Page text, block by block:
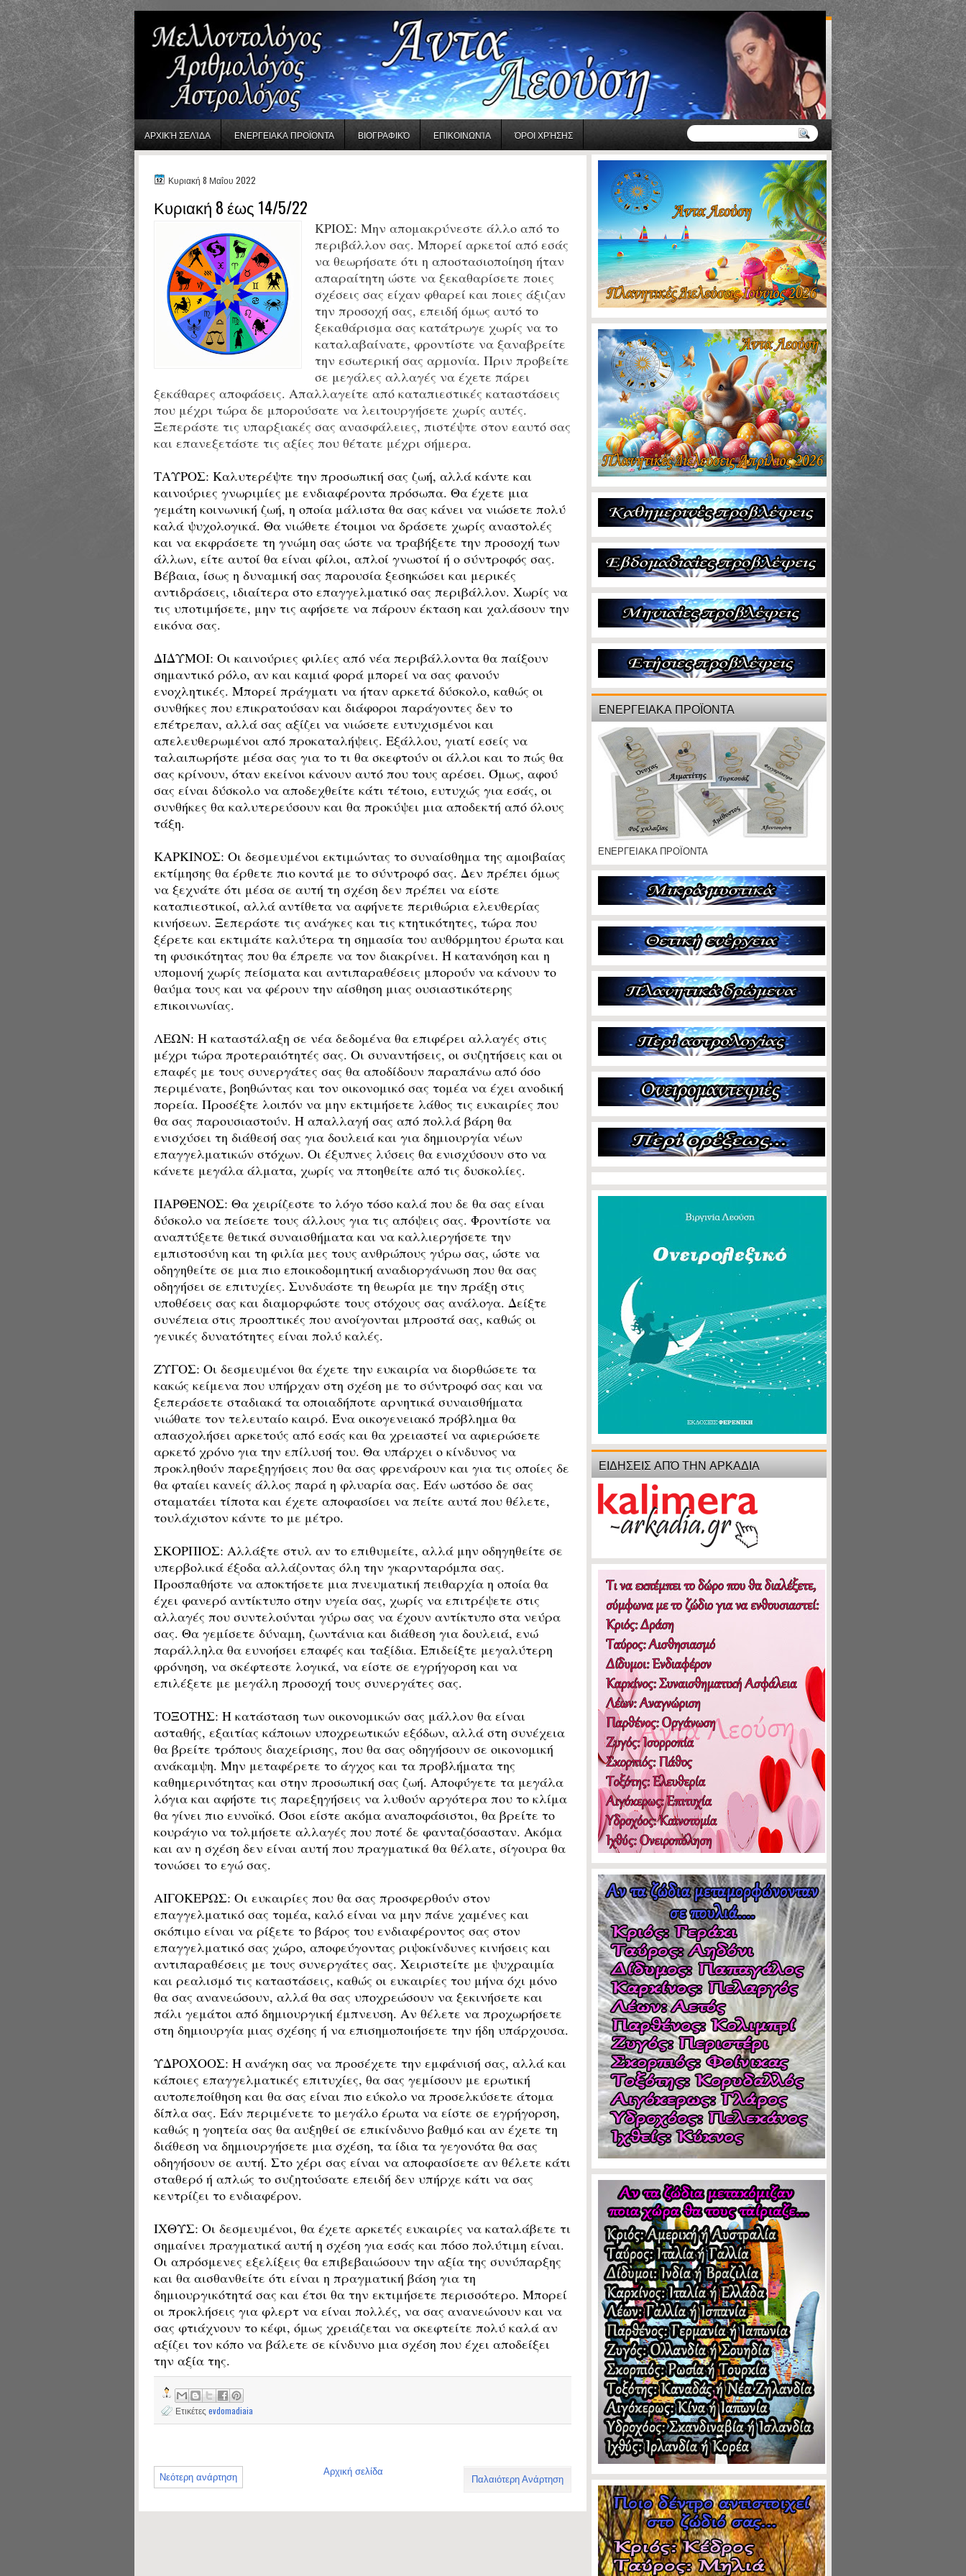
ΑΡΧΙΚΉ ΣΕΛΊΔΑ ΕΝΕΡΓΕΙΑΚΑ ΠΡΟΪΟΝΤΑ ΒΙΟΓΡΑΦΙΚΌ ΕΠΙΚΟΙΝΩΝΊΑ ΌΡΟΙ ΧΡΉΣΗΣ
Κυριακή 8 Μαΐου 2022
Κυριακή 8 έως 14/5/22
ΚΡΙΟΣ: Μην απομακρύνεστε άλλο από το
περιβάλλον σας. Μπορεί αρκετοί από εσάς
να θεωρήσατε ότι η αποστασιοποίηση ήταν
απαραίτητη ώστε να ξεκαθαρίσετε ποιες
σχέσεις σας είχαν φθαρεί και ποιες άξιζαν
την προσοχή σας, επειδή όμως αυτό το
ξεκαθάρισμα σας κατάτρωγε χωρίς να το
καταλαβαίνατε, φροντίστε να ξαναβρείτε
την εσωτερική σας αρμονία. Πριν προβείτε
σε μεγάλες αλλαγές να έχετε πάρει
ξεκάθαρες αποφάσεις. Απαλλαγείτε από καταπιεστικές καταστάσεις
που μέχρι τώρα δε μπορούσατε να λειτουργήσετε χωρίς αυτές.
Ξεπεράστε τις υπαρξιακές σας ανασφάλειες, πιστέψτε στον εαυτό σας
και επανεξετάστε τις αξίες που θέτατε μέχρι σήμερα.
ΤΑΥΡΟΣ: Καλυτερέψτε την προσωπική σας ζωή, αλλά κάντε και
καινούριες γνωριμίες με ενδιαφέροντα πρόσωπα. Θα έχετε μια
γεμάτη κοινωνική ζωή, η οποία μάλιστα θα σας κάνει να νιώσετε πολύ
καλά ψυχολογικά. Θα νιώθετε έτοιμοι να δράσετε χωρίς αναστολές
και να εκφράσετε τη γνώμη σας ώστε να τραβήξετε την προσοχή των
άλλων, είτε αυτοί θα είναι φίλοι, απλοί γνωστοί ή ο σύντροφός σας.
Βέβαια, ίσως η δυναμική σας παρουσία ξεσηκώσει και μερικές
αντιδράσεις, ιδιαίτερα στο επαγγελματικό σας περιβάλλον. Χωρίς να
τις υποτιμήσετε, μην τις αφήσετε να πάρουν έκταση και χαλάσουν την
εικόνα σας.
ΔΙΔΥΜΟΙ: Οι καινούριες φιλίες από νέα περιβάλλοντα θα παίξουν
σημαντικό ρόλο, αν και καμιά φορά μπορεί να σας φανούν
ενοχλητικές. Μπορεί πράγματι να ήταν αρκετά δύσκολο, καθώς οι
συνθήκες που επικρατούσαν και διάφοροι παράγοντες δεν το
επέτρεπαν, αλλά σας αξίζει να νιώσετε ευτυχισμένοι και
απελευθερωμένοι από προκαταλήψεις. Εξάλλου, γιατί εσείς να
ταλαιπωρήστε μέσα σας για το τι θα σκεφτούν οι άλλοι και το πώς θα
σας κρίνουν, όταν εκείνοι κάνουν αυτό που τους αρέσει. Όμως, αφού
σας είναι δύσκολο να αποδεχθείτε κάτι τέτοιο, ευτυχώς για εσάς, οι
συνθήκες θα καλυτερεύσουν και θα προκύψει μια αποδεκτή από όλους
τάξη.
ΚΑΡΚΙΝΟΣ: Οι δεσμευμένοι εκτιμώντας το συναίσθημα της αμοιβαίας
εκτίμησης θα έρθετε πιο κοντά με το σύντροφό σας. Δεν πρέπει όμως
να ξεχνάτε ότι μέσα σε αυτή τη σχέση δεν πρέπει να είστε
καταπιεστικοί, αλλά αντίθετα να αφήνετε περιθώρια ελευθερίας
κινήσεων. Ξεπεράστε τις ανάγκες και τις κτητικότητες, τώρα που
ξέρετε και εκτιμάτε καλύτερα τη σημασία του αυθόρμητου έρωτα και
τη φυσικότητας που θα έπρεπε να τον διακρίνει. Η κατανόηση και η
υπομονή χωρίς πείσματα και αντιπαραθέσεις μπορούν να κάνουν το
θαύμα τους και να φέρουν την αίσθηση μιας ουσιαστικότερης
επικοινωνίας.
ΛΕΩΝ: Η καταστάλαξη σε νέα δεδομένα θα επιφέρει αλλαγές στις
μέχρι τώρα προτεραιότητές σας. Οι συναντήσεις, οι συζητήσεις και οι
επαφές με τους συνεργάτες σας θα αποδίδουν παραπάνω από όσο
περιμένατε, βοηθώντας και τον οικονομικό σας τομέα να έχει ανοδική
πορεία. Προσέξτε λοιπόν να μην εκτιμήσετε λάθος τις ευκαιρίες που
θα σας παρουσιαστούν. Η απαλλαγή σας από πολλά βάρη θα
ενισχύσει τη διάθεσή σας για δουλειά και για δημιουργία νέων
επαγγελματικών στόχων. Οι έξυπνες λύσεις θα ενισχύσουν στο να
κάνετε μεγάλα άλματα, χωρίς να πτοηθείτε από τις δυσκολίες.
ΠΑΡΘΕΝΟΣ: Θα χειρίζεστε το λόγο τόσο καλά που δε θα σας είναι
δύσκολο να πείσετε τους άλλους για τις απόψεις σας. Φροντίστε να
αναπτύξετε θετικά συναισθήματα και να καλλιεργήσετε την
εμπιστοσύνη και τη φιλία μες τους ανθρώπους γύρω σας, ώστε να
οδηγηθείτε σε μια πιο εποικοδομητική αναδιοργάνωση που θα σας
οδηγήσει σε επιτυχίες. Συνδυάστε τη θεωρία με την πράξη στις
υποθέσεις σας και διαμορφώστε τους στόχους σας ανάλογα. Δείξτε
συνέπεια στις προοπτικές που ανοίγονται μπροστά σας, καθώς οι
γενικές δυνατότητες είναι πολύ καλές.
ΖΥΓΟΣ: Οι δεσμευμένοι θα έχετε την ευκαιρία να διορθώσετε τα
κακώς κείμενα που υπήρχαν στη σχέση με το σύντροφό σας και να
ξεπεράσετε σταδιακά τα οποιαδήποτε αρνητικά συναισθήματα
νιώθατε τον τελευταίο καιρό. Ένα οικογενειακό πρόβλημα θα
απασχολήσει αρκετούς από εσάς και θα χρειαστεί να αφιερώσετε
αρκετό χρόνο για την επίλυσή του. Θα υπάρχει ο κίνδυνος να
προκληθούν παρεξηγήσεις που θα σας φρενάρουν και για τις οποίες δε
θα φταίει κανείς άλλος παρά η φλυαρία σας. Εάν ωστόσο δε σας
σταματάει τίποτα και έχετε αποφασίσει να πείτε αυτά που θέλετε,
τουλάχιστον κάντε το με μέτρο.
ΣΚΟΡΠΙΟΣ: Αλλάξτε στυλ αν το επιθυμείτε, αλλά μην οδηγηθείτε σε
υπερβολικά έξοδα αλλάζοντας όλη την γκαρνταρόμπα σας.
Προσπαθήστε να αποκτήσετε μια πνευματική πειθαρχία η οποία θα
έχει φανερό αντίκτυπο στην υγεία σας, χωρίς να επιτρέψετε στις
αλλαγές που συντελούνται γύρω σας να έχουν αντίκτυπο στα νεύρα
σας. Θα γεμίσετε δύναμη, ζωντάνια και διάθεση για δουλειά, ενώ
παράλληλα θα ευνοήσει επαφές και ταξίδια. Επιδείξτε μεγαλύτερη
φρόνηση, να σκέφτεστε λογικά, να είστε σε εγρήγορση και να
επιλέξετε με μεγάλη προσοχή τους συνεργάτες σας.
ΤΟΞΟΤΗΣ: Η κατάσταση των οικονομικών σας μάλλον θα είναι
ασταθής, εξαιτίας κάποιων υποχρεωτικών εξόδων, αλλά στη συνέχεια
θα βρείτε τρόπους διαχείρισης, που θα σας οδηγήσουν σε οικονομική
ανάκαμψη. Μην μεταφέρετε το άγχος και τα προβλήματα της
καθημερινότητας και στην προσωπική σας ζωή. Αποφύγετε τα μεγάλα
λόγια και αφήστε τις παρεξηγήσεις να λυθούν αργότερα που το κλίμα
θα γίνει πιο ευνοϊκό. Όσοι είστε ακόμα αναποφάσιστοι, θα βρείτε το
κουράγιο να τολμήσετε αλλαγές που ποτέ δε φανταζόσασταν. Ακόμα
και αν η σχέση δεν είναι αυτή που πραγματικά θα θέλατε, σίγουρα θα
τονώσει το εγώ σας.
ΑΙΓΟΚΕΡΩΣ: Οι ευκαιρίες που θα σας προσφερθούν στον
επαγγελματικό σας τομέα, καλό είναι να μην πάνε χαμένες και
σκόπιμο είναι να ρίξετε το βάρος του ενδιαφέροντος σας στον
επαγγελματικό σας χώρο, αποφεύγοντας ριψοκίνδυνες κινήσεις και
αντιπαραθέσεις με τους συνεργάτες σας. Χειριστείτε με ψυχραιμία
και ρεαλισμό τις καταστάσεις, καθώς οι ευκαιρίες του μήνα όχι μόνο
θα σας ανανεώσουν, αλλά θα σας υποχρεώσουν να ξεκινήσετε και
πάλι γεμάτοι από δημιουργική έμπνευση. Αν θέλετε να προχωρήσετε
στη δημιουργία μιας σχέσης ή να επισημοποιήσετε την ήδη υπάρχουσα.
ΥΔΡΟΧΟΟΣ: Η ανάγκη σας να προσέχετε την εμφάνισή σας, αλλά και
κάποιες επαγγελματικές επιτυχίες, θα σας γεμίσουν με ερωτική
αυτοπεποίθηση και θα σας είναι πιο εύκολο να προσελκύσετε άτομα
δίπλα σας. Εάν περιμένετε το μεγάλο έρωτα να είστε σε εγρήγορση,
καθώς η γοητεία σας θα αυξηθεί σε επικίνδυνο βαθμό και αν έχετε τη
διάθεση να δημιουργήσετε μια σχέση, τα ίδια τα γεγονότα θα σας
οδηγήσουν σε αυτή. Στο χέρι σας είναι να αποφασίσετε αν θέλετε κάτι
σταθερό ή απλώς το συζητούσατε επειδή δεν υπήρχε κάτι να σας
κεντρίζει το ενδιαφέρον.
ΙΧΘΥΣ: Οι δεσμευμένοι, θα έχετε αρκετές ευκαιρίες να καταλάβετε τι
σημαίνει πραγματικά αυτή η σχέση για εσάς και πόσο πολύτιμη είναι.
Οι απρόσμενες εξελίξεις θα επιβεβαιώσουν την αξία της συνύπαρξης
και θα αισθανθείτε ότι είναι η πραγματική βάση για τη
δημιουργικότητά σας και έτσι θα την εκτιμήσετε περισσότερο. Μπορεί
οι προκλήσεις για φλερτ να είναι πολλές, να σας ανανεώνουν και να
σας φτιάχνουν το κέφι, όμως χρειάζεται να σκεφτείτε πολύ καλά αν
αξίζει τον κόπο να βάλετε σε κίνδυνο μια σχέση που έχει αποδείξει
την αξία της.
Ετικέτες evdomadiaia
Νεότερη ανάρτηση Παλαιότερη Ανάρτηση
Αρχική σελίδα
ΕΝΕΡΓΕΙΑΚΑ ΠΡΟΪΟΝΤΑ
ΕΝΕΡΓΕΙΑΚΑ ΠΡΟΪΟΝΤΑ
ΕΙΔΗΣΕΙΣ ΑΠΌ ΤΗΝ ΑΡΚΑΔΙΑ